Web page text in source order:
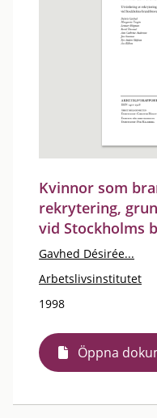
Kvinnor som
rekrytering,
vid Stockholms
Gavhed Désirée...
Arbetslivsinstitutet
1998
Öppna